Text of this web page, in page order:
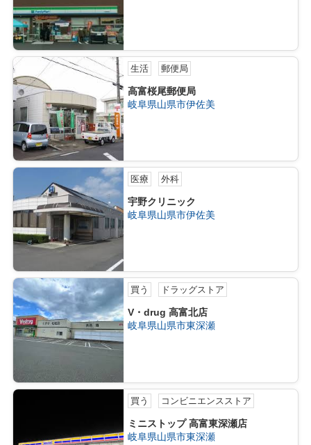
生活 郵便局
高富桜尾郵便局
岐阜県山県市伊佐美
医療 外科
宇野クリニック
岐阜県山県市伊佐美
買う ドラッグストア
V・drug 高富北店
岐阜県山県市東深瀬
買う コンビニエンスストア
ミニストップ 高富東深瀬店
岐阜県山県市東深瀬